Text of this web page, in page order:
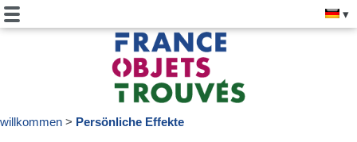
willkommen Persönliche Effekte